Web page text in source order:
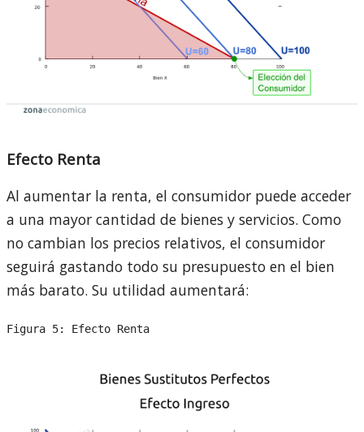
Efecto Renta
Al aumentar la renta, el consumidor puede acceder
a una mayor cantidad de bienes y servicios. Como
no cambian los precios relativos, el consumidor
seguirá gastando todo su presupuesto en el bien
más barato. Su utilidad aumentará:
Figura 5: Efecto Renta